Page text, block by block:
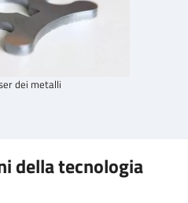
dei metalli
della tecnologia